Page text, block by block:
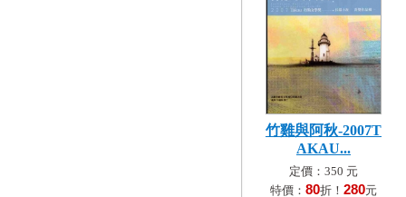
竹雞與阿秋-2007T
AKAU...
定價：350 元
特價： 80折！ 280元